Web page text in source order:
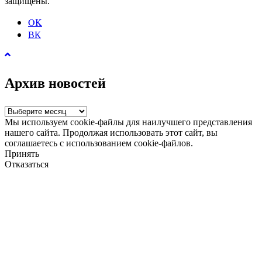
OK
ВК
Архив новостей
Архив
новостей
Мы используем cookie-файлы для наилучшего представления
нашего сайта. Продолжая использовать этот сайт, вы
соглашаетесь с использованием cookie-файлов.
Принять
Отказаться